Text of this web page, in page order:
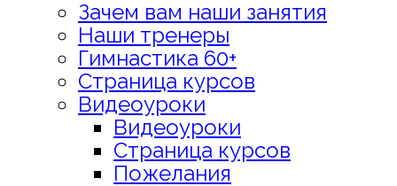
Зачем вам наши занятия
Наши тренеры
Гимнастика 60+
Страница курсов
Видеоуроки
Видеоуроки
Страница курсов
Пожелания